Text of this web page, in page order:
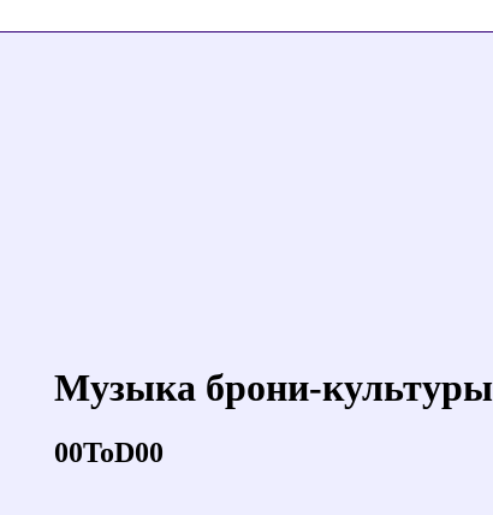
Музыка брони-культуры
00ToD00